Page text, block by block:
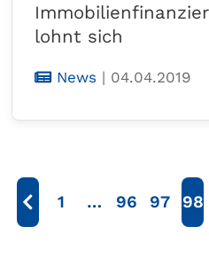
lohnt sich
News | 04.04.2019
1 … 96 97 98